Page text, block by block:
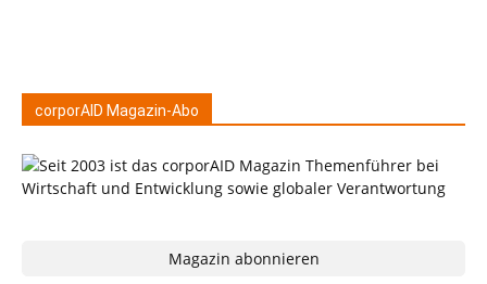
corporAID Magazin-Abo
Magazin abonnieren